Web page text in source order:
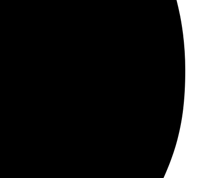
процесс оформления: загрузила фото, выбрала
и насыщенные. Доставили в оговоренные сроки,